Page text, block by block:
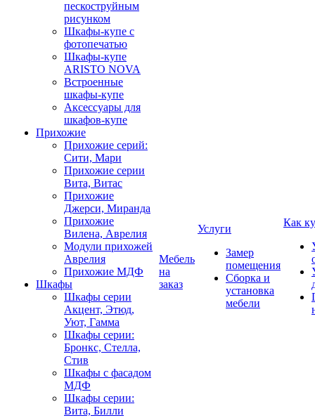
пескоструйным
рисунком
Шкафы-купе с
фотопечатью
Шкафы-купе
ARISTO NOVA
Встроенные
шкафы-купе
Аксессуары для
шкафов-купе
Прихожие
Прихожие серий:
Сити, Мари
Прихожие серии
Вита, Витас
Прихожие
Джерси, Миранда
Прихожие
Вилена, Аврелия
Модули прихожей
Аврелия
Прихожие МДФ
Шкафы
Шкафы серии
Акцент, Этюд,
Уют, Гамма
Шкафы серии:
Бронкс, Стелла,
Стив
Шкафы с фасадом
МДФ
Шкафы серии:
Вита, Билли
Мебель
на
заказ
Услуги
Замер
помещения
Сборка и
установка
мебели
Как